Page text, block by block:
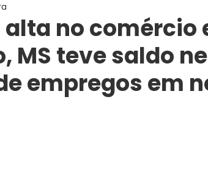
no comércio
MS teve saldo
empregos em